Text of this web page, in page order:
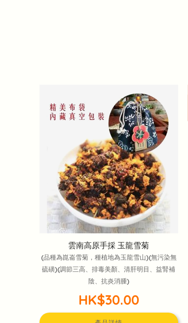
雲南高原手採 玉龍雪菊
(品種為崑崙雪菊，種植地為玉龍雪山)(無污染無
硫磺)(調節三高、排毒美顏、清肝明目、益腎補
陰、抗炎消腫)
HK$30.00